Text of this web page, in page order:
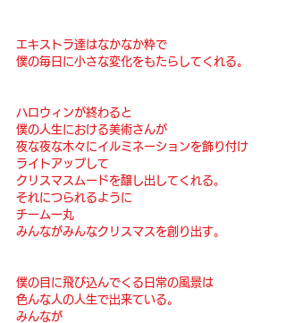
エキストラ達はなかなか粋で
僕の毎日に小さな変化をもたらしてくれる。
ハロウィンが終わると
僕の人生における美術さんが
夜な夜な木々にイルミネーションを飾り付け
ライトアップして
クリスマスムードを醸し出してくれる。
それにつられるように
チーム一丸
みんながみんなクリスマスを創り出す。
僕の目に飛び込んでくる日常の風景は
色んな人の人生で出来ている。
みんなが